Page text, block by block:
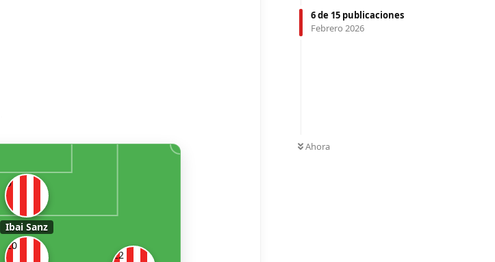
6de 15 publicaciones
Febrero 2026
Ahora
20
22
9
Ibai Sanz